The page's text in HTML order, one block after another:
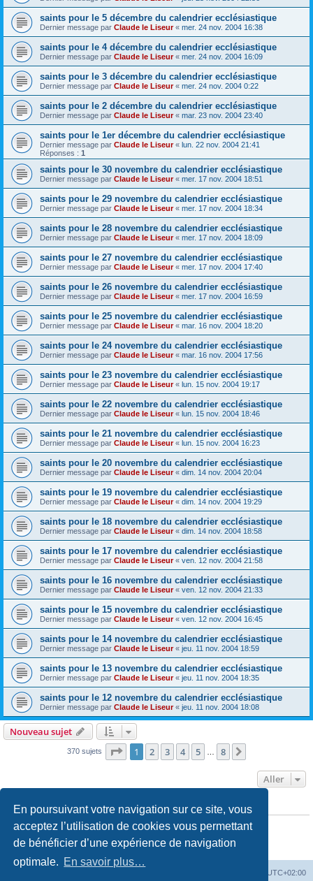
En poursuivant votre navigation sur ce site, vous
acceptez l’utilisation de cookies vous permettant
de bénéficier d’une expérience de navigation
optimale. En savoir plus…
saints pour le 5 décembre du calendrier ecclésiastique
Dernier message par Claude le Liseur« mer. 24 nov. 2004 16:38
saints pour le 4 décembre du calendrier ecclésiastique
Dernier message par Claude le Liseur« mer. 24 nov. 2004 16:09
saints pour le 3 décembre du calendrier ecclésiastique
Dernier message par Claude le Liseur« mer. 24 nov. 2004 0:22
saints pour le 2 décembre du calendrier ecclésiastique
Dernier message par Claude le Liseur« mar. 23 nov. 2004 23:40
saints pour le 1er décembre du calendrier ecclésiastique
Dernier message par Claude le Liseur« lun. 22 nov. 2004 21:41
Réponses : 1
saints pour le 30 novembre du calendrier ecclésiastique
Dernier message par Claude le Liseur« mer. 17 nov. 2004 18:51
saints pour le 29 novembre du calendrier ecclésiastique
Dernier message par Claude le Liseur« mer. 17 nov. 2004 18:34
saints pour le 28 novembre du calendrier ecclésiastique
Dernier message par Claude le Liseur« mer. 17 nov. 2004 18:09
saints pour le 27 novembre du calendrier ecclésiastique
Dernier message par Claude le Liseur« mer. 17 nov. 2004 17:40
saints pour le 26 novembre du calendrier ecclésiastique
Dernier message par Claude le Liseur« mer. 17 nov. 2004 16:59
saints pour le 25 novembre du calendrier ecclésiastique
Dernier message par Claude le Liseur« mar. 16 nov. 2004 18:20
saints pour le 24 novembre du calendrier ecclésiastique
Dernier message par Claude le Liseur« mar. 16 nov. 2004 17:56
saints pour le 23 novembre du calendrier ecclésiastique
Dernier message par Claude le Liseur« lun. 15 nov. 2004 19:17
saints pour le 22 novembre du calendrier ecclésiastique
Dernier message par Claude le Liseur« lun. 15 nov. 2004 18:46
saints pour le 21 novembre du calendrier ecclésiastique
Dernier message par Claude le Liseur« lun. 15 nov. 2004 16:23
saints pour le 20 novembre du calendrier ecclésiastique
Dernier message par Claude le Liseur« dim. 14 nov. 2004 20:04
saints pour le 19 novembre du calendrier ecclésiastique
Dernier message par Claude le Liseur« dim. 14 nov. 2004 19:29
saints pour le 18 novembre du calendrier ecclésiastique
Dernier message par Claude le Liseur« dim. 14 nov. 2004 18:58
saints pour le 17 novembre du calendrier ecclésiastique
Dernier message par Claude le Liseur« ven. 12 nov. 2004 21:58
saints pour le 16 novembre du calendrier ecclésiastique
Dernier message par Claude le Liseur« ven. 12 nov. 2004 21:33
saints pour le 15 novembre du calendrier ecclésiastique
Dernier message par Claude le Liseur« ven. 12 nov. 2004 16:45
saints pour le 14 novembre du calendrier ecclésiastique
Dernier message par Claude le Liseur« jeu. 11 nov. 2004 18:59
saints pour le 13 novembre du calendrier ecclésiastique
Dernier message par Claude le Liseur« jeu. 11 nov. 2004 18:35
saints pour le 12 novembre du calendrier ecclésiastique
Dernier message par Claude le Liseur« jeu. 11 nov. 2004 18:08
Nouveau sujet
370 sujets Page 1sur8
1 2 3 4 5 8
Aller
PERMISSIONS DU FORUM
Vousne pouvez paspublier de nouveaux sujets dans ce forum
Vousne pouvez pasrépondre aux sujets dans ce forum
Vousne pouvez pasmodifier vos messages dans ce forum
supprimer vos messages dans ce forum
UTC+02:00